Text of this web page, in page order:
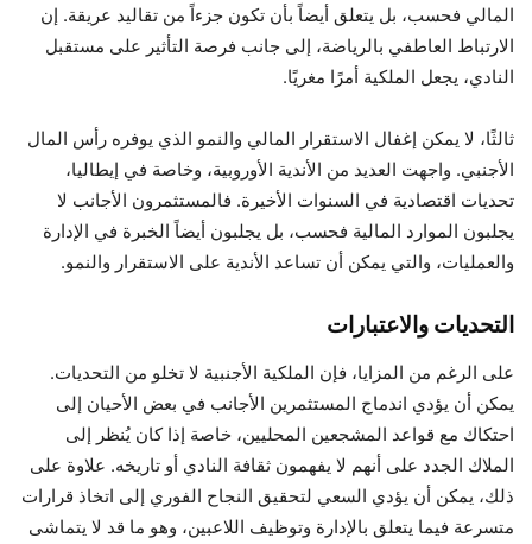
المالي فحسب، بل يتعلق أيضاً بأن تكون جزءاً من تقاليد عريقة. إن
الارتباط العاطفي بالرياضة، إلى جانب فرصة التأثير على مستقبل
النادي، يجعل الملكية أمرًا مغريًا.
ثالثًا، لا يمكن إغفال الاستقرار المالي والنمو الذي يوفره رأس المال
الأجنبي. واجهت العديد من الأندية الأوروبية، وخاصة في إيطاليا،
تحديات اقتصادية في السنوات الأخيرة. فالمستثمرون الأجانب لا
يجلبون الموارد المالية فحسب، بل يجلبون أيضاً الخبرة في الإدارة
والعمليات، والتي يمكن أن تساعد الأندية على الاستقرار والنمو.
التحديات والاعتبارات
على الرغم من المزايا، فإن الملكية الأجنبية لا تخلو من التحديات.
يمكن أن يؤدي اندماج المستثمرين الأجانب في بعض الأحيان إلى
احتكاك مع قواعد المشجعين المحليين، خاصة إذا كان يُنظر إلى
الملاك الجدد على أنهم لا يفهمون ثقافة النادي أو تاريخه. علاوة على
ذلك، يمكن أن يؤدي السعي لتحقيق النجاح الفوري إلى اتخاذ قرارات
متسرعة فيما يتعلق بالإدارة وتوظيف اللاعبين، وهو ما قد لا يتماشى